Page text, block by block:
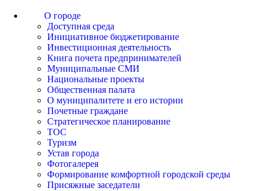
О городе
Доступная среда
Инициативное бюджетирование
Инвестиционная деятельность
Книга почета предпринимателей
Муниципальные СМИ
Национальные проекты
Общественная палата
О муниципалитете и его истории
Почетные граждане
Стратегическое планирование
ТОС
Туризм
Устав города
Фотогалерея
Формирование комфортной городской среды
Присяжные заседатели